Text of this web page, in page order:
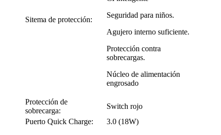
Sitema de protección:
Seguridad para niños.
Agujero interno suficiente.
Protección contra
sobrecargas.
Núcleo de alimentación
engrosado
Protección de
sobrecarga:
Switch rojo
Puerto Quick Charge:
3.0 (18W)